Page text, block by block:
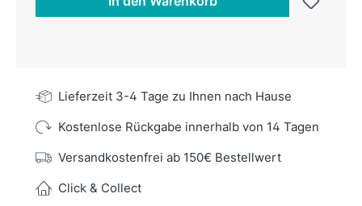
Lieferzeit 3-4 Tage zu Ihnen nach Hause
Kostenlose Rückgabe innerhalb von 14 Tagen
Versandkostenfrei ab 150€ Bestellwert
Click & Collect